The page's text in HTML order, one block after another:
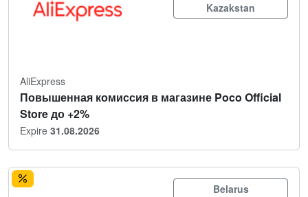
Kazakstan
AliExpress
Повышенная комиссия в магазине Poco Official
Store до +2%
Expire 31.08.2026
Belarus